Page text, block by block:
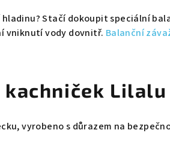
Stačí dokoupit speciální
vniknutí vody dovnitř. Balanční
Lilalu
vyrobeno s důrazem na